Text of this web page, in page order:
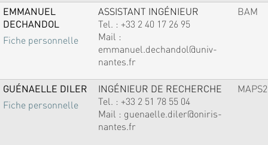
EMMANUEL
DECHANDOL
Fiche personnelle
ASSISTANT INGÉNIEUR
Tel. : +33 2 40 17 26 95
Mail :
emmanuel.dechandol@univ-
nantes.fr
BAM
GUÉNAELLE DILER
Fiche personnelle
INGÉNIEUR DE RECHERCHE
Tel. : +33 2 51 78 55 04
Mail : guenaelle.diler@oniris-
nantes.fr
MAPS2